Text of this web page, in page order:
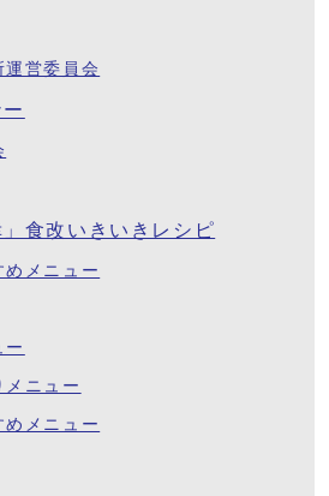
営委員会
食改いきいきレシピ
メニュー
ー
メニュー
めメニュー